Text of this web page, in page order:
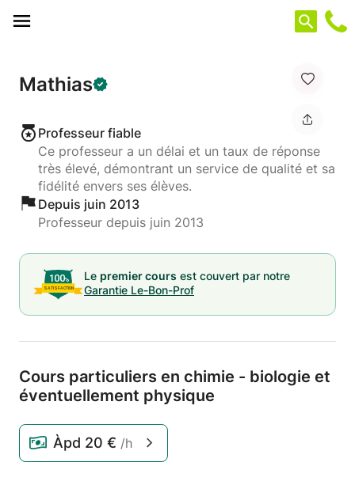
Mathias
Professeur fiable
Ce professeur a un délai et un taux de réponse
très élevé, démontrant un service de qualité et sa
fidélité envers ses élèves.
Depuis juin 2013
Professeur depuis juin 2013
Le premier cours est couvert par notre
Garantie Le-Bon-Prof
Cours particuliers en chimie - biologie et
éventuellement physique
Àpd 20 € /h